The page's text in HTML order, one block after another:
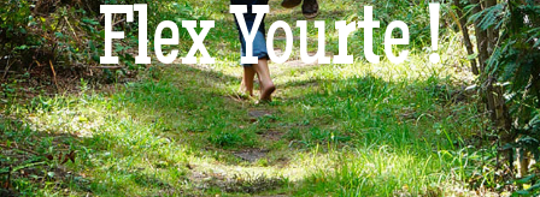
Flex Yourte !